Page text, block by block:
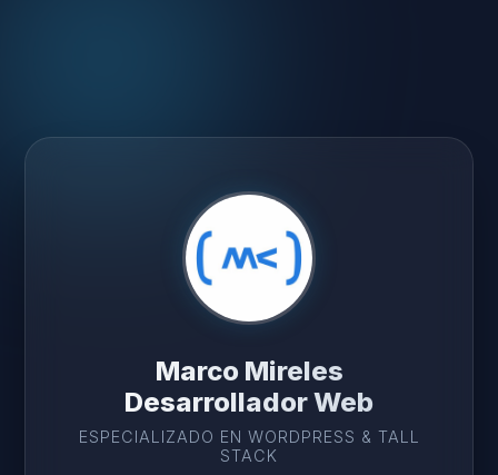
Marco Mireles
Desarrollador Web
ESPECIALIZADO EN WORDPRESS & TALL
STACK